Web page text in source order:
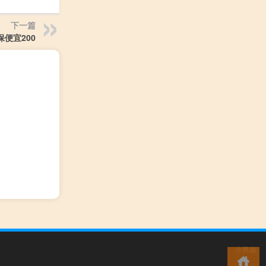
下一篇
便宜200
小男孩